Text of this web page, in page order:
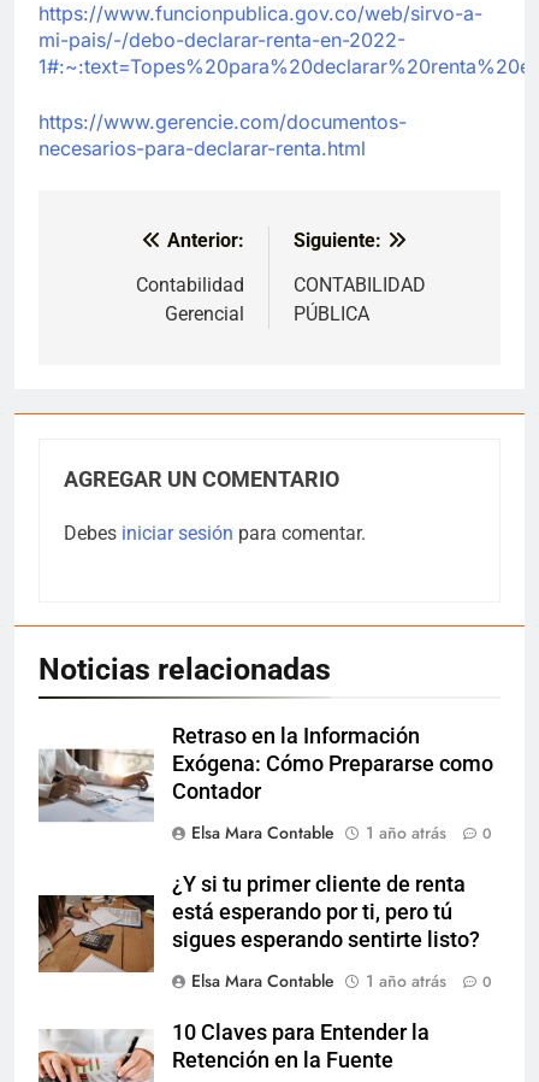
https://www.funcionpublica.gov.co/web/sirvo-a-
mi-pais/-/debo-declarar-renta-en-2022-
https://www.gerencie.com/documentos-
necesarios-para-declarar-renta.html
Navegación
Anterior:
Contabilidad
Gerencial
Siguiente:
CONTABILIDAD
PÚBLICA
AGREGAR UN COMENTARIO
Debes iniciar sesión para comentar.
Noticias relacionadas
Retraso en la Información
Exógena: Cómo Prepararse como
Contador
Elsa Mara Contable
1 año atrás 0
¿Y si tu primer cliente de renta
está esperando por ti, pero tú
sigues esperando sentirte listo?
Elsa Mara Contable
1 año atrás 0
10 Claves para Entender la
Retención en la Fuente